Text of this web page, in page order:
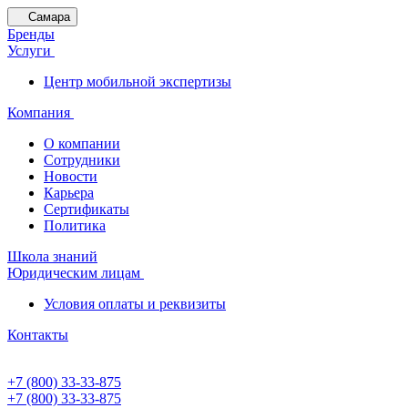
Самара
Бренды
Услуги
Центр мобильной экспертизы
Компания
О компании
Сотрудники
Новости
Карьера
Сертификаты
Политика
Школа знаний
Юридическим лицам
Условия оплаты и реквизиты
Контакты
+7 (800) 33-33-875
+7 (800) 33-33-875